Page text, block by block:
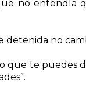
no
detenida no
que te puedes